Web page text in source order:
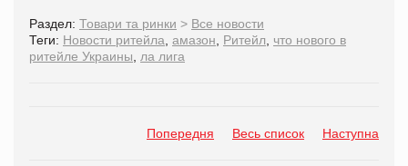
Раздел: Товари та ринки > Все новости
Теги: Новости ритейла амазон Ритейл
что нового в
ритейле Украины
ла лига
Попередня Весь список Наступна